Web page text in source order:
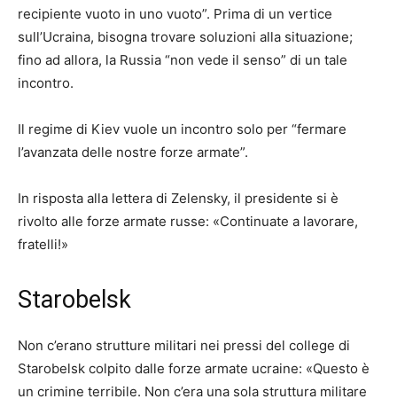
recipiente vuoto in uno vuoto”. Prima di un vertice
sull’Ucraina, bisogna trovare soluzioni alla situazione;
fino ad allora, la Russia “non vede il senso” di un tale
incontro.
Il regime di Kiev vuole un incontro solo per “fermare
l’avanzata delle nostre forze armate”.
In risposta alla lettera di Zelensky, il presidente si è
rivolto alle forze armate russe: «Continuate a lavorare,
fratelli!»
Starobelsk
Non c’erano strutture militari nei pressi del college di
Starobelsk colpito dalle forze armate ucraine: «Questo è
un crimine terribile. Non c’era una sola struttura militare